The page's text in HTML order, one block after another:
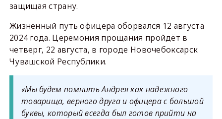
защищая страну.
Жизненный путь офицера оборвался 12 августа
2024 года. Церемония прощания пройдёт в
четверг, 22 августа, в городе Новочебоксарск
Чувашской Республики.
«Мы будем помнить Андрея как надежного
товарища, верного друга и офицера с большой
буквы, который всегда был готов прийти на